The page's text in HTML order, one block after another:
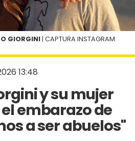
13:48
y su mujer
embarazo de
a ser abuelos"
GIORGINI | CAPTURA INSTAGRAM: